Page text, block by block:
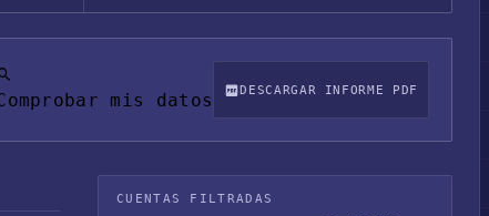
mis datos DESCARGAR INFORME PDF
CUENTAS FILTRADAS